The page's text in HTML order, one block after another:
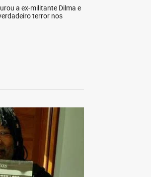
a ex-militante Dilma e
terror nos